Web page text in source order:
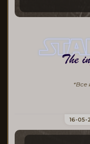
*Все
16-05-